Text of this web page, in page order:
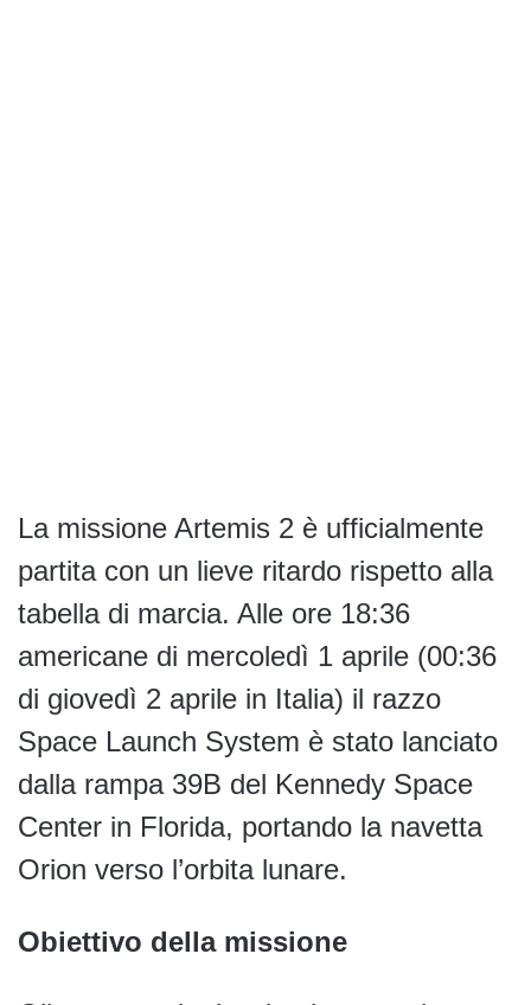
La missione Artemis 2 è ufficialmente
partita con un lieve ritardo rispetto alla
tabella di marcia. Alle ore 18:36
americane di mercoledì 1 aprile (00:36
di giovedì 2 aprile in Italia) il razzo
Space Launch System è stato lanciato
dalla rampa 39B del Kennedy Space
Center in Florida, portando la navetta
Orion verso l’orbita lunare.
Obiettivo della missione